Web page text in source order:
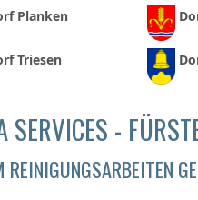
Planken
Triesen
SERVICES -
REINIGUNGSARBEITEN